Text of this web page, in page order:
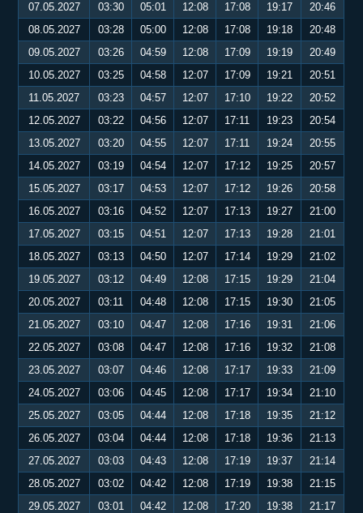
07.05.2027
03:30 05:01 12:08 17:08 19:17
20:46
08.05.2027
03:28 05:00 12:08 17:08 19:18
20:48
09.05.2027
03:26 04:59 12:08 17:09 19:19
20:49
10.05.2027
03:25 04:58 12:07 17:09 19:21
20:51
11.05.2027
03:23 04:57 12:07 17:10 19:22
20:52
12.05.2027
03:22 04:56 12:07 17:11 19:23
20:54
13.05.2027
03:20 04:55 12:07 17:11 19:24
20:55
14.05.2027
03:19 04:54 12:07 17:12 19:25
20:57
15.05.2027
03:17 04:53 12:07 17:12 19:26
20:58
16.05.2027
03:16 04:52 12:07 17:13 19:27
21:00
17.05.2027
03:15 04:51 12:07 17:13 19:28
21:01
18.05.2027
03:13 04:50 12:07 17:14 19:29
21:02
19.05.2027
03:12 04:49 12:08 17:15 19:29
21:04
20.05.2027
03:11 04:48 12:08 17:15 19:30
21:05
21.05.2027
03:10 04:47 12:08 17:16 19:31
21:06
22.05.2027
03:08 04:47 12:08 17:16 19:32
21:08
23.05.2027
03:07 04:46 12:08 17:17 19:33
21:09
24.05.2027
03:06 04:45 12:08 17:17 19:34
21:10
25.05.2027
03:05 04:44 12:08 17:18 19:35
21:12
26.05.2027
03:04 04:44 12:08 17:18 19:36
21:13
27.05.2027
03:03 04:43 12:08 17:19 19:37
21:14
28.05.2027
03:02 04:42 12:08 17:19 19:38
21:15
29.05.2027
03:01 04:42 12:08 17:20 19:38
21:17